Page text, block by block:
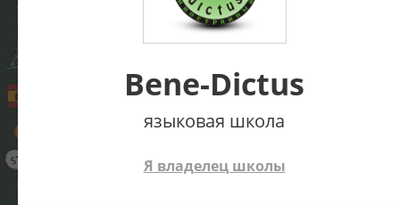
Bene-Dictus
языковая школа
Я владелец школы